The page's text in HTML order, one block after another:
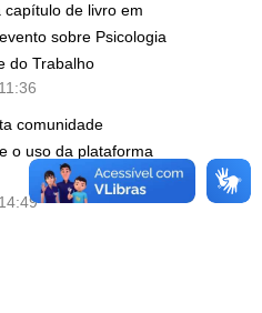
capítulo de livro em
sobre Psicologia
do Trabalho
comunidade
o uso da plataforma